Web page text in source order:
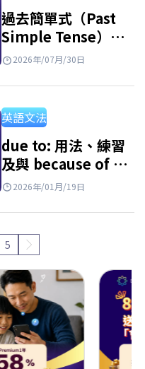
過去簡單式（Past
Simple Tense）：
句型公式、用法與附
2026年/07月/30日
英語文法
due to: 用法、練習
及與 because of 的
區別
2026年/01月/19日
5